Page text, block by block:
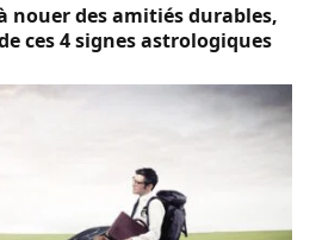
nouer des amitiés durables,
ces 4 signes astrologiques